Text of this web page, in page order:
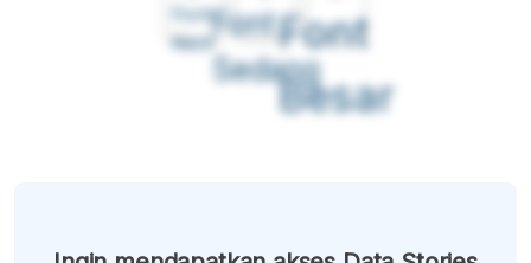
Font
Kecil
Font
Sedang
Font
Besar